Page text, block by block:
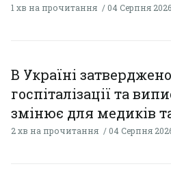
1 хв на прочитання 04 Серпня 2026
В Україні
госпіталізації та
змінює для медиків
2 хв на прочитання 04 Серпня